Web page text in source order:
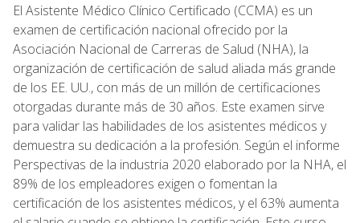
El Asistente Médico Clínico Certificado (CCMA) es un
examen de certificación nacional ofrecido por la
Asociación Nacional de Carreras de Salud (NHA), la
organización de certificación de salud aliada más grande
de los EE. UU., con más de un millón de certificaciones
otorgadas durante más de 30 años. Este examen sirve
para validar las habilidades de los asistentes médicos y
demuestra su dedicación a la profesión. Según el informe
Perspectivas de la industria 2020 elaborado por la NHA, el
89% de los empleadores exigen o fomentan la
certificación de los asistentes médicos, y el 63% aumenta